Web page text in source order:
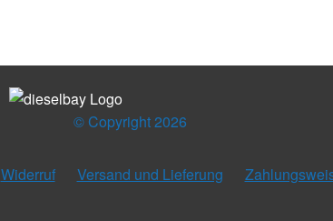
© Copyright 2026
Widerruf Versand und Lieferung